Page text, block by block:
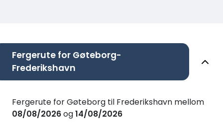
Fergerute for Gøteborg-
Frederikshavn
Fergerute for Gøteborg til Frederikshavn mellom
08/08/2026og14/08/2026